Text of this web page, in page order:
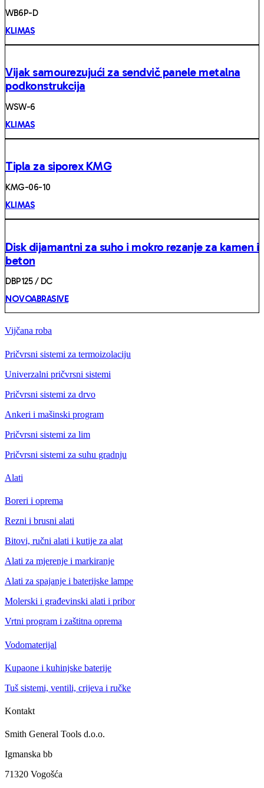
WB6P-D
KLIMAS
Vijak samourezujući za sendvič panele metalna
podkonstrukcija
WSW-6
KLIMAS
Tipla za siporex KMG
KMG-06-10
KLIMAS
Disk dijamantni za suho i mokro rezanje za kamen i
beton
DBP125 / DC
NOVOABRASIVE
Vijčana roba
Pričvrsni sistemi za termoizolaciju
Univerzalni pričvrsni sistemi
Pričvrsni sistemi za drvo
Ankeri i mašinski program
Pričvrsni sistemi za lim
Pričvrsni sistemi za suhu gradnju
Alati
Boreri i oprema
Rezni i brusni alati
Bitovi, ručni alati i kutije za alat
Alati za mjerenje i markiranje
Alati za spajanje i baterijske lampe
Molerski i građevinski alati i pribor
Vrtni program i zaštitna oprema
Vodomaterijal
Kupaone i kuhinjske baterije
Tuš sistemi, ventili, crijeva i ručke
Kontakt
Smith General Tools d.o.o.
Igmanska bb
71320 Vogošća